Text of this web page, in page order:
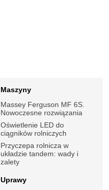
Maszyny
Massey Ferguson MF 6S.
Nowoczesne rozwiązania
Oświetlenie LED do
ciągników rolniczych
Przyczepa rolnicza w
układzie tandem: wady i
zalety
Uprawy